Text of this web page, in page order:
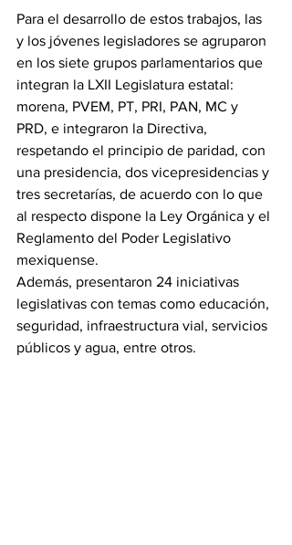
Para el desarrollo de estos trabajos, las
y los jóvenes legisladores se agruparon
en los siete grupos parlamentarios que
integran la LXII Legislatura estatal:
morena, PVEM, PT, PRI, PAN, MC y
PRD, e integraron la Directiva,
respetando el principio de paridad, con
una presidencia, dos vicepresidencias y
tres secretarías, de acuerdo con lo que
al respecto dispone la Ley Orgánica y el
Reglamento del Poder Legislativo
mexiquense.
Además, presentaron 24 iniciativas
legislativas con temas como educación,
seguridad, infraestructura vial, servicios
públicos y agua, entre otros.